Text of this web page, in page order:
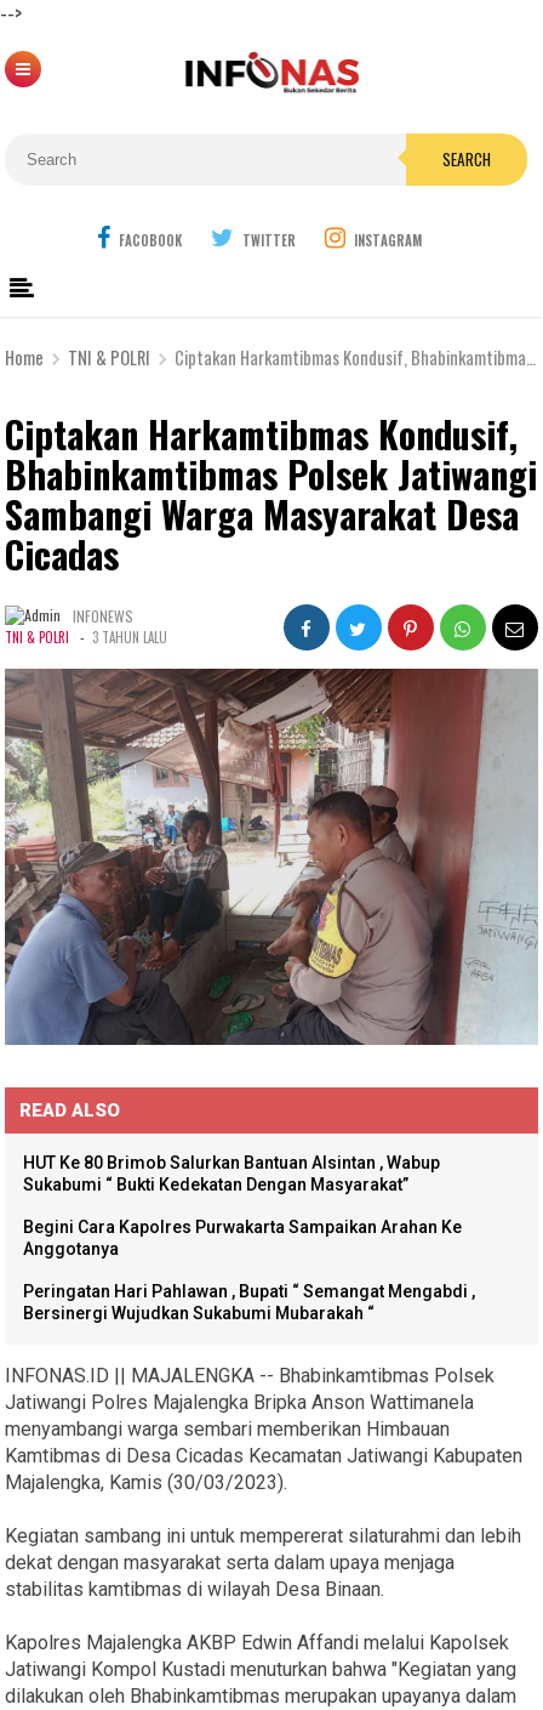
-->
SEARCH
FACOBOOK TWITTER INSTAGRAM
Home TNI & POLRI Ciptakan Harkamtibmas Kondusif, Bhabinkamtibmas Polsek Jatiwangi Sambangi Warga Masyarakat Desa Cicadas
Ciptakan Harkamtibmas Kondusif,
Bhabinkamtibmas Polsek Jatiwangi
Sambangi Warga Masyarakat Desa
Cicadas
INFONEWS
TNI & POLRI - 3 TAHUN LALU
READ ALSO
HUT Ke 80 Brimob Salurkan Bantuan Alsintan , Wabup
Sukabumi “ Bukti Kedekatan Dengan Masyarakat”
Begini Cara Kapolres Purwakarta Sampaikan Arahan Ke
Anggotanya
Peringatan Hari Pahlawan , Bupati “ Semangat Mengabdi ,
Bersinergi Wujudkan Sukabumi Mubarakah “
INFONAS.ID || MAJALENGKA -- Bhabinkamtibmas Polsek
Jatiwangi Polres Majalengka Bripka Anson Wattimanela
menyambangi warga sembari memberikan Himbauan
Kamtibmas di Desa Cicadas Kecamatan Jatiwangi Kabupaten
Majalengka, Kamis (30/03/2023).
Kegiatan sambang ini untuk mempererat silaturahmi dan lebih
dekat dengan masyarakat serta dalam upaya menjaga
stabilitas kamtibmas di wilayah Desa Binaan.
Kapolres Majalengka AKBP Edwin Affandi melalui Kapolsek
Jatiwangi Kompol Kustadi menuturkan bahwa "Kegiatan yang
dilakukan oleh Bhabinkamtibmas merupakan upayanya dalam